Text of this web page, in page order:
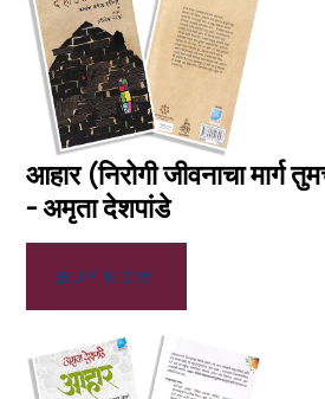
आहार (निरोगी जीवनाचा मार्ग
- अमृता देशपांडे
BUY NOW